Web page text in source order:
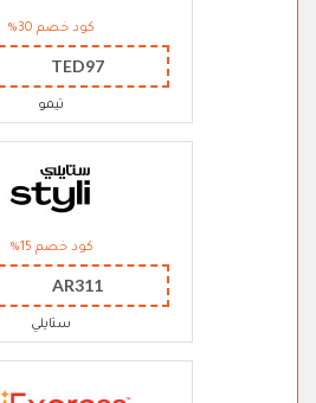
كود خصم 30%
TED97
تيمو
كود خصم 15%
AR311
ستايلي